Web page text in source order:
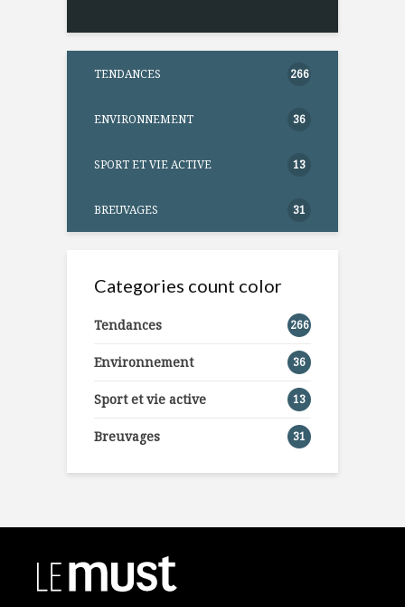
TENDANCES 266
ENVIRONNEMENT 36
SPORT ET VIE ACTIVE 13
BREUVAGES 31
Categories count color
Tendances 266
Environnement 36
Sport et vie active 13
Breuvages 31